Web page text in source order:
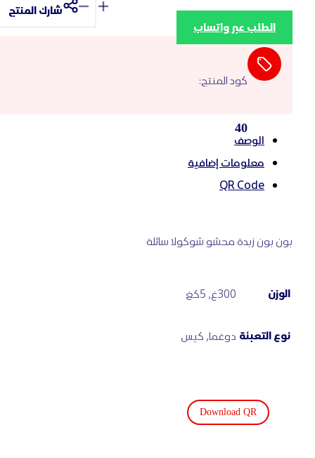
شارك المنتج
الطلب عبر واتساب
كود المنتج:
40
الوصف
معلومات إضافية
QR Code
بون بون زبدة محشو شوكولا سائلة
الوزن 300غ, 5كغ
نوع التعبئةدوغما, كيس
Download QR